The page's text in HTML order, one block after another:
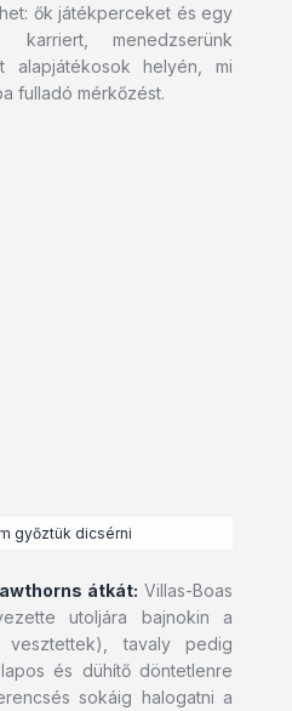
ők játékperceket és egy
karriert, menedzserünk
alapjátékosok helyén, mi
fulladó mérkőzést.
győztük dicsérni
átkát: Villas-Boas
utoljára bajnokin a
vesztettek), tavaly pedig
és dühítő döntetlenre
sokáig halogatni a